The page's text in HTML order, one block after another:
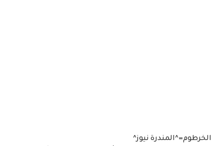
الخرطوم=^المندرة نيوز^